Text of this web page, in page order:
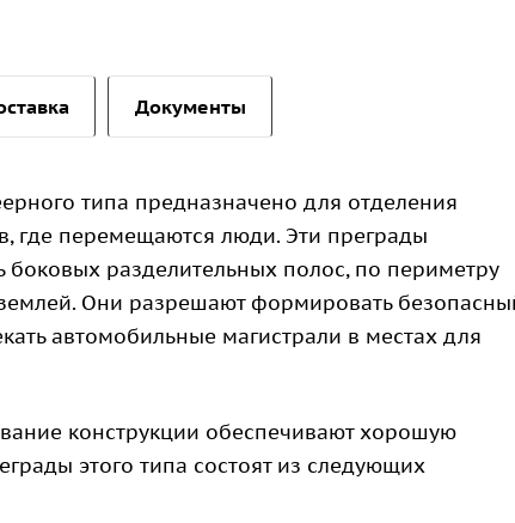
Документы
типа предназначено для отделения
где перемещаются люди. Эти преграды
разделительных полос, по периметру
Они разрешают формировать
автомобильные магистрали в местах для
конструкции обеспечивают хорошую
этого типа состоят из следующих